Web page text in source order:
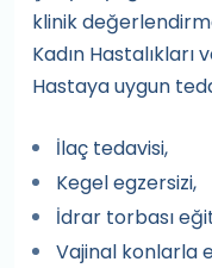
klinik
Kadın Hastalıkları
Hastaya uygun
İlaç tedavisi,
Kegel egzersizi,
İdrar torbası
Vajinal konlarla